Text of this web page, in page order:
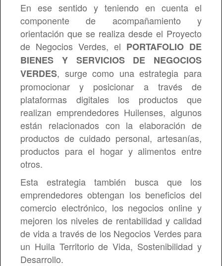
En ese sentido y teniendo en cuenta el
componente de acompañamiento y
orientación que se realiza desde el Proyecto
de Negocios Verdes, el PORTAFOLIO DE
BIENES Y SERVICIOS DE NEGOCIOS
VERDES, surge como una estrategia para
promocionar y posicionar a través de
plataformas digitales los productos que
realizan emprendedores Huilenses, algunos
están relacionados con la elaboración de
productos de cuidado personal, artesanías,
productos para el hogar y alimentos entre
otros.
Esta estrategia también busca que los
emprendedores obtengan los beneficios del
comercio electrónico, los negocios online y
mejoren los niveles de rentabilidad y calidad
de vida a través de los Negocios Verdes para
un Huila Territorio de Vida, Sostenibilidad y
Desarrollo.